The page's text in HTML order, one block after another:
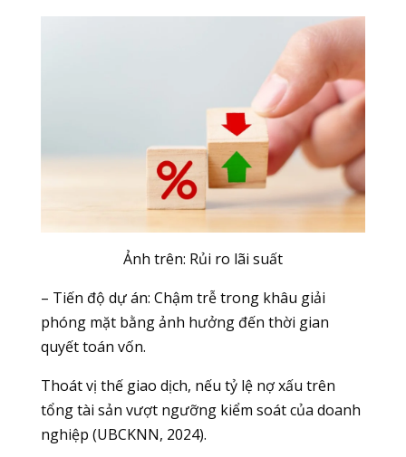
Ảnh trên: Rủi ro lãi suất
– Tiến độ dự án: Chậm trễ trong khâu giải
phóng mặt bằng ảnh hưởng đến thời gian
quyết toán vốn.
Thoát vị thế giao dịch, nếu tỷ lệ nợ xấu trên
tổng tài sản vượt ngưỡng kiểm soát của doanh
nghiệp (UBCKNN, 2024).